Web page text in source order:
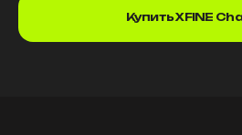
Купить XFINE